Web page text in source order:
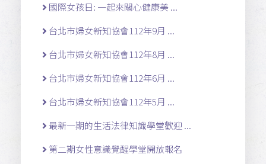
國際女孩日: 一起來關心健康美 ...
台北市婦女新知協會112年9月 ...
台北市婦女新知協會112年8月 ...
台北市婦女新知協會112年6月 ...
台北市婦女新知協會112年5月 ...
最新一期的生活法律知識學堂歡迎 ...
第二期女性意識覺醒學堂開放報名